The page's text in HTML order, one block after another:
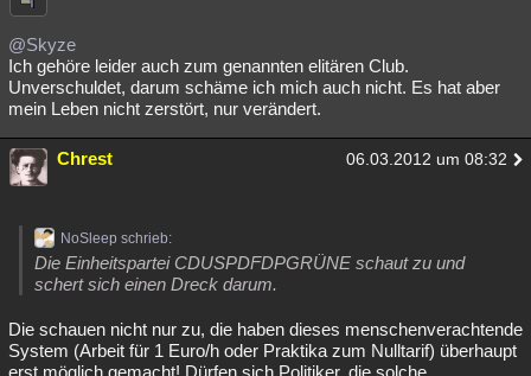
@Skyze
Ich gehöre leider auch zum genannten elitären Club.
Unverschuldet, darum schäme ich mich auch nicht. Es hat aber
mein Leben nicht zerstört, nur verändert.
Chrest 06.03.2012 um 08:32
NoSleep schrieb:
Die Einheitspartei CDUSPDFDPGRÜNE schaut zu und
schert sich einen Dreck darum.
Die schauen nicht nur zu, die haben dieses menschenverachtende
System (Arbeit für 1 Euro/h oder Praktika zum Nulltarif) überhaupt
erst möglich gemacht! Dürfen sich Politiker, die solche